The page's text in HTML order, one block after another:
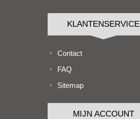
KLANTENSERVICE
Contact
FAQ
Sitemap
MIJN ACCOUNT